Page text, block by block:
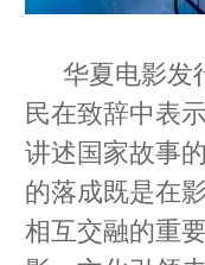
华夏电影发
民在致辞中表
讲述国家故事
的落成既是在
相互交融的重